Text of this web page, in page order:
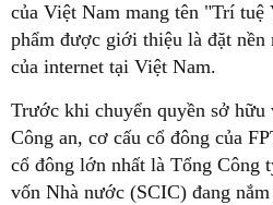
của Việt Nam mang tên "Trí
phẩm được giới thiệu là đặt nền
của internet tại Việt Nam.
Trước khi chuyển quyền sở hữu
Công an, cơ cấu cổ đông của
cổ đông lớn nhất là Tổng Công
vốn Nhà nước (SCIC) đang